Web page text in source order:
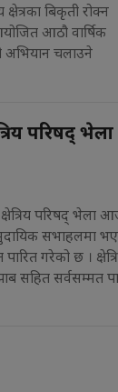
बिकृती रोक्न
आठौ वार्षिक
अभियान चलाउने
परिषद् भेला
परिषद् भेला
सभाहलमा
गरेको छ ।
सहित सर्वसम्मत